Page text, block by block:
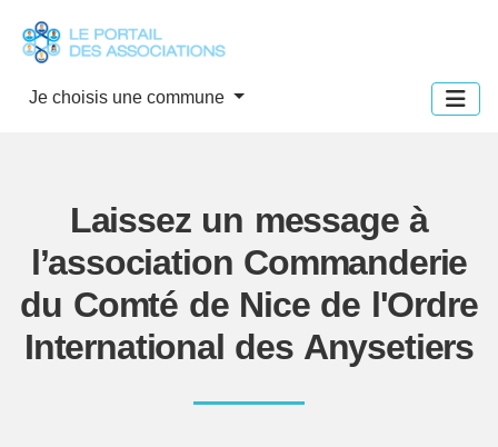
Je choisis une commune
Laissez un message à
l’association Commanderie
du Comté de Nice de l'Ordre
International des Anysetiers